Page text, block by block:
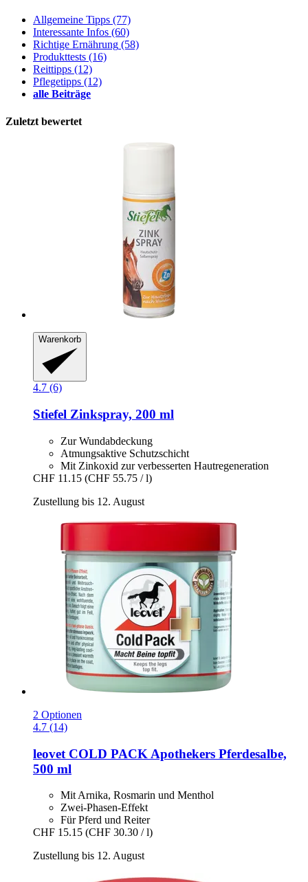
Allgemeine Tipps (77)
Interessante Infos (60)
Richtige Ernährung (58)
Produkttests (16)
Reittipps (12)
Pflegetipps (12)
alle Beiträge
Zuletzt bewertet
Warenkorb
4.7 (6)
Stiefel Zinkspray, 200 ml
Zur Wundabdeckung
Atmungsaktive Schutzschicht
Mit Zinkoxid zur verbesserten Hautregeneration
CHF 11.15 (CHF 55.75 / l)
Zustellung bis 12. August
2 Optionen
4.7 (14)
leovet COLD PACK Apothekers Pferdesalbe,
500 ml
Mit Arnika, Rosmarin und Menthol
Zwei-Phasen-Effekt
Für Pferd und Reiter
CHF 15.15 (CHF 30.30 / l)
Zustellung bis 12. August